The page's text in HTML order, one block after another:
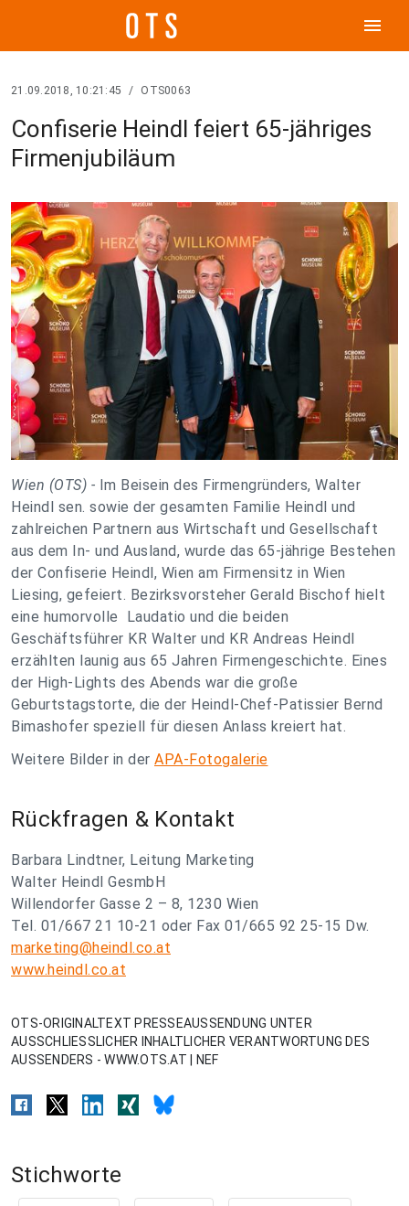
menu
21.09.2018, 10:21:45 / OTS0063
Confiserie Heindl feiert 65-jähriges
Firmenjubiläum
Wien (OTS) - Im Beisein des Firmengründers, Walter
Heindl sen. sowie der gesamten Familie Heindl und
zahlreichen Partnern aus Wirtschaft und Gesellschaft
aus dem In- und Ausland, wurde das 65-jährige Bestehen
der Confiserie Heindl, Wien am Firmensitz in Wien
Liesing, gefeiert. Bezirksvorsteher Gerald Bischof hielt
eine humorvolle Laudatio und die beiden
Geschäftsführer KR Walter und KR Andreas Heindl
erzählten launig aus 65 Jahren Firmengeschichte. Eines
der High-Lights des Abends war die große
Geburtstagstorte, die der Heindl-Chef-Patissier Bernd
Bimashofer speziell für diesen Anlass kreiert hat.
Weitere Bilder in der APA-Fotogalerie
Rückfragen & Kontakt
Barbara Lindtner, Leitung Marketing
Walter Heindl GesmbH
Willendorfer Gasse 2 – 8, 1230 Wien
Tel. 01/667 21 10-21 oder Fax 01/665 92 25-15 Dw.
marketing@heindl.co.at
www.heindl.co.at
OTS-ORIGINALTEXT PRESSEAUSSENDUNG UNTER
AUSSCHLIESSLICHER INHALTLICHER VERANTWORTUNG DES
AUSSENDERS - WWW.OTS.AT | NEF
Stichworte